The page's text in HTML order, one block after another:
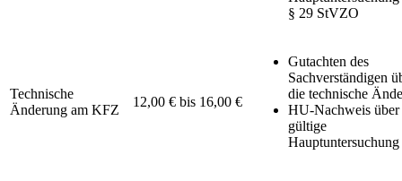
§ 29 StVZO
Technische
Änderung am KFZ
12,00 € bis 16,00 €
Gutachten des
Sachverständigen
die technische
HU-Nachweis über
gültige
Hauptuntersuchung